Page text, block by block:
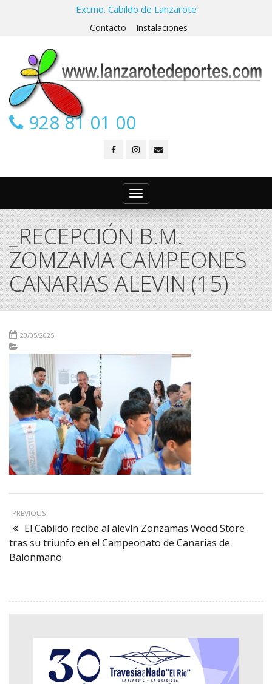
Excmo. Cabildo de Lanzarote
Contacto Instalaciones
928 81 01 00
Toggle
navigation
_RECEPCIÓN B.M.
ZOMZAMA CAMPEONES
CANARIAS ALEVIN (15)
20/05/2025
PREVIOUS
El Cabildo recibe al alevín Zonzamas Wood Store
tras su triunfo en el Campeonato de Canarias de
Balonmano